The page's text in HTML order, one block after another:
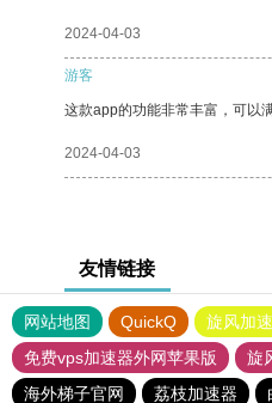
2024-04-03
游客
这款app的功能非常丰富，可以
2024-04-03
友情链接
网站地图 QuickQ 旋风加
免费vps加速器外网苹果版
旋
海外梯子官网
荔枝加速器